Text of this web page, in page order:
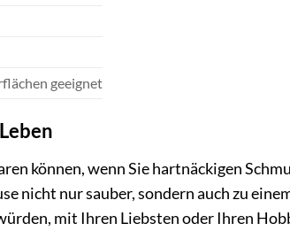
geeignet
können, wenn Sie hartnäckigen
nicht nur sauber, sondern auch zu
mit Ihren Liebsten oder Ihren